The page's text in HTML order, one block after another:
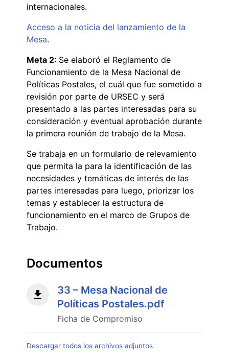
internacionales.
Acceso a la noticia del lanzamiento de la
Mesa.
Meta 2: Se elaboró el Reglamento de
Funcionamiento de la Mesa Nacional de
Políticas Postales, el cuál que fue sometido a
revisión por parte de URSEC y será
presentado a las partes interesadas para su
consideración y eventual aprobación durante
la primera reunión de trabajo de la Mesa.
Se trabaja en un formulario de relevamiento
que permita la para la identificación de las
necesidades y temáticas de interés de las
partes interesadas para luego, priorizar los
temas y establecer la estructura de
funcionamiento en el marco de Grupos de
Trabajo.
Documentos
33 – Mesa Nacional de
Políticas Postales.pdf
Ficha de Compromiso
Descargar todos los archivos adjuntos